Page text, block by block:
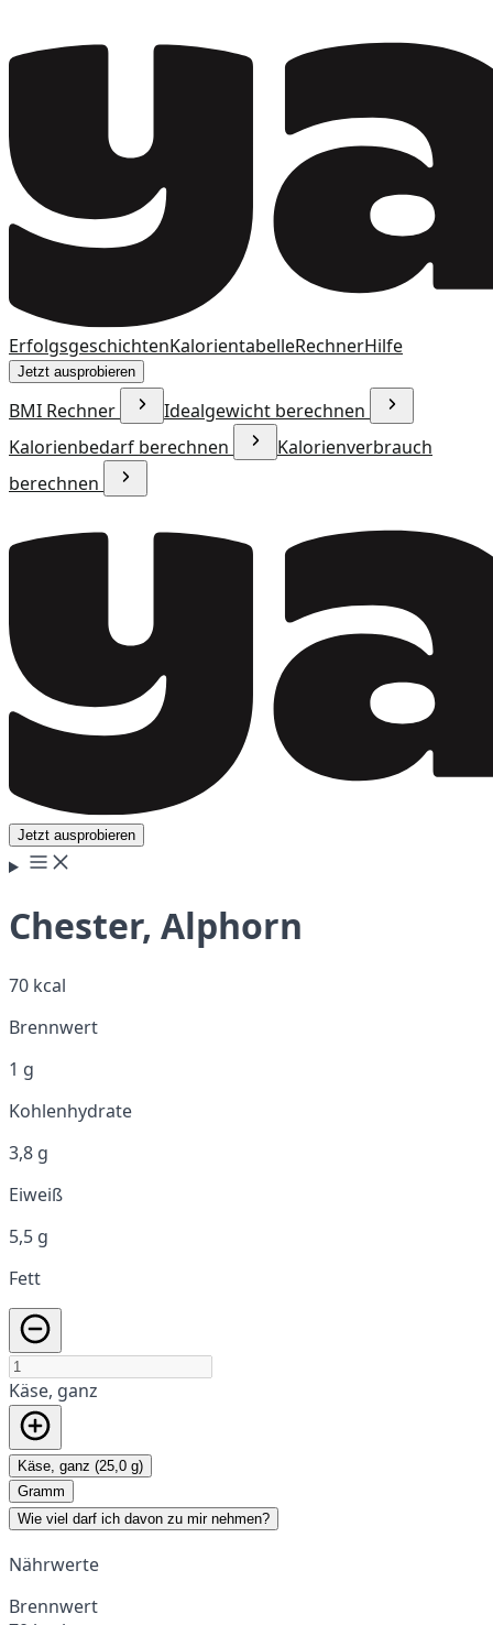
ErfolgsgeschichtenKalorientabelleRechnerHilfe
Jetzt ausprobieren
BMI Rechner
Idealgewicht berechnen
Kalorienbedarf berechnen
Kalorienverbrauch
berechnen
Jetzt ausprobieren
Chester, Alphorn
70 kcal
Brennwert
1 g
Kohlenhydrate
3,8 g
Eiweiß
5,5 g
Fett
Käse, ganz
Käse, ganz (25,0 g)
Gramm
Wie viel darf ich davon zu mir nehmen?
Nährwerte
Brennwert